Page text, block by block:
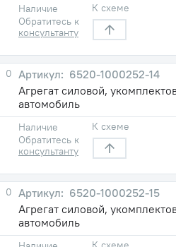
Наличие
Обратитесь к
консультанту
К схеме
0
6520-1000252-14
Агрегат силовой,
автомобиль
Наличие
Обратитесь к
консультанту
К схеме
0
6520-1000252-15
Агрегат силовой,
автомобиль